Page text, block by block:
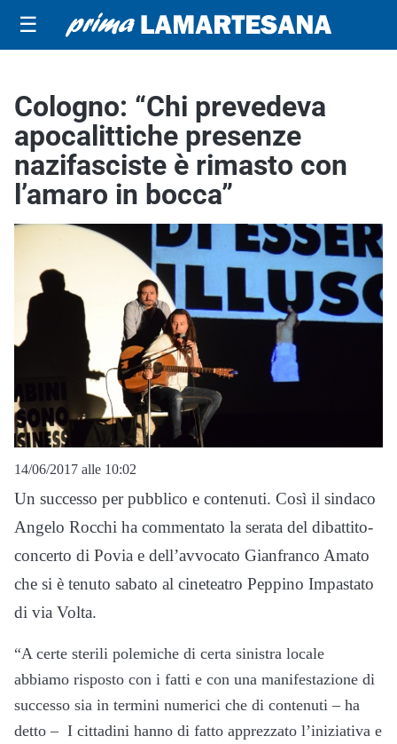
☰
Cologno: “Chi prevedeva
apocalittiche presenze
nazifasciste è rimasto con
l’amaro in bocca”
14/06/2017 alle 10:02
Un successo per pubblico e contenuti. Così il sindaco
Angelo Rocchi ha commentato la serata del dibattito-
concerto di Povia e dell’avvocato Gianfranco Amato
che si è tenuto sabato al cineteatro Peppino Impastato
di via Volta.
“A certe sterili polemiche di certa sinistra locale
abbiamo risposto con i fatti e con una manifestazione di
successo sia in termini numerici che di contenuti – ha
detto – I cittadini hanno di fatto apprezzato l’iniziativa e